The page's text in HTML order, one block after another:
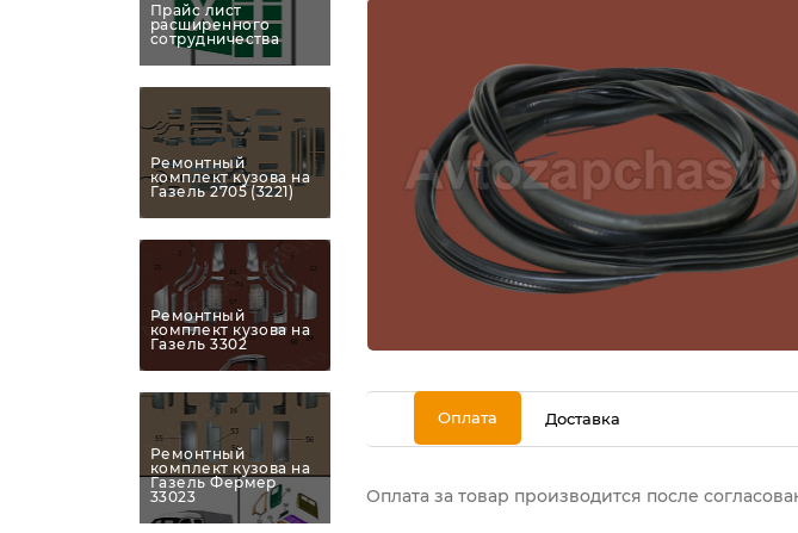
Прайс лист
расширенного
сотрудничества
Ремонтный
комплект кузова на
Газель 2705 (3221)
Ремонтный
комплект кузова на
Газель 3302
Ремонтный
комплект кузова на
Газель Фермер
33023
Оплата Доставка
Оплата за товар производится после